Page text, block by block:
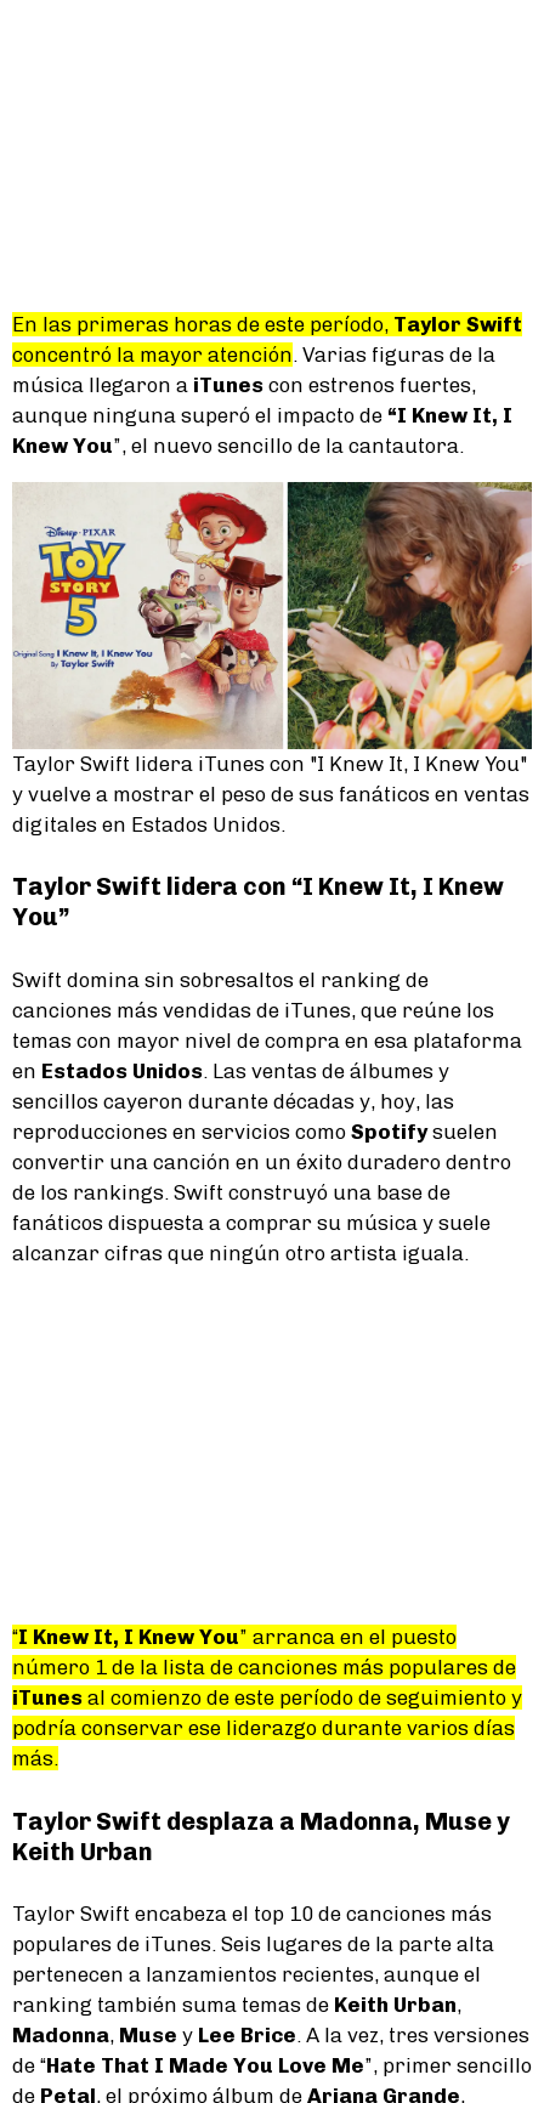
En las primeras horas de este período, Taylor Swift
concentró la mayor atención . Varias figuras de la
música llegaron a iTunes con estrenos fuertes,
aunque ninguna superó el impacto de “I Knew It, I
Knew You”, el nuevo sencillo de la cantautora.
Taylor Swift lidera iTunes con "I Knew It, I Knew You"
y vuelve a mostrar el peso de sus fanáticos en ventas
digitales en Estados Unidos.
Taylor Swift lidera con “I Knew It, I Knew
You”
Swift domina sin sobresaltos el ranking de
canciones más vendidas de iTunes, que reúne los
temas con mayor nivel de compra en esa plataforma
en Estados Unidos. Las ventas de álbumes y
sencillos cayeron durante décadas y, hoy, las
reproducciones en servicios como Spotifysuelen
convertir una canción en un éxito duradero dentro
de los rankings. Swift construyó una base de
fanáticos dispuesta a comprar su música y suele
alcanzar cifras que ningún otro artista iguala.
“I Knew It, I Knew You” arranca en el puesto
número 1 de la lista de canciones más populares de
iTunes al comienzo de este período de seguimiento y
podría conservar ese liderazgo durante varios días
más.
Taylor Swift desplaza a Madonna, Muse y
Keith Urban
Taylor Swift encabeza el top 10 de canciones más
populares de iTunes. Seis lugares de la parte alta
pertenecen a lanzamientos recientes, aunque el
ranking también suma temas de Keith Urban,
Madonna, Muse y Lee Brice. A la vez, tres versiones
de “Hate That I Made You Love Me”, primer sencillo
de Petal, el próximo álbum de Ariana Grande,